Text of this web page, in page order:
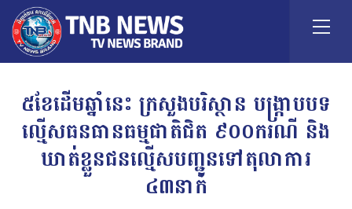
៥ខែដើមឆ្នាំនេះ ក្រសួងបរិស្ថាន បង្រ្កាបបទ
ល្មើសធនធានធម្មជាតិជិត ៩០០ករណី និង
ឃាត់ខ្លួនជនល្មើសបញ្ជូនទៅតុលាការ
៤៣នាក់